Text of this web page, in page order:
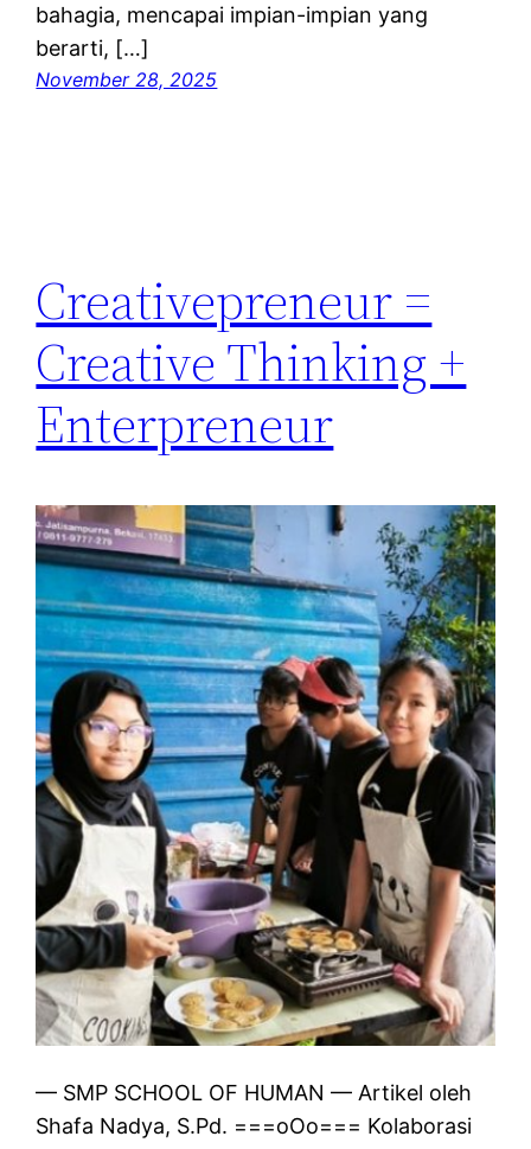
bahagia, mencapai impian-impian yang
berarti, […]
November 28, 2025
Creativepreneur =
Creative Thinking +
Enterpreneur
— SMP SCHOOL OF HUMAN — Artikel oleh
Shafa Nadya, S.Pd. ===oOo=== Kolaborasi